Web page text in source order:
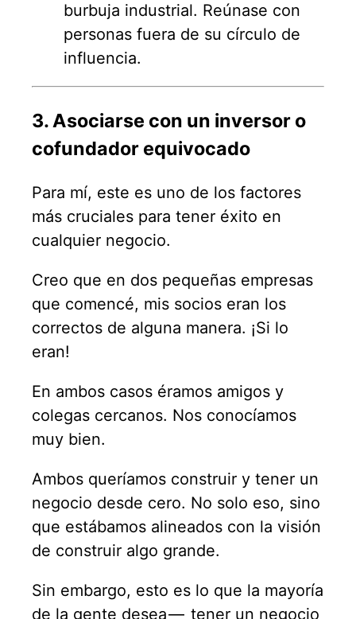
burbuja industrial. Reúnase con
personas fuera de su círculo de
influencia.
3. Asociarse con un inversor o
cofundador equivocado
Para mí, este es uno de los factores
más cruciales para tener éxito en
cualquier negocio.
Creo que en dos pequeñas empresas
que comencé, mis socios eran los
correctos de alguna manera. ¡Si lo
eran!
En ambos casos éramos amigos y
colegas cercanos. Nos conocíamos
muy bien.
Ambos queríamos construir y tener un
negocio desde cero. No solo eso, sino
que estábamos alineados con la visión
de construir algo grande.
Sin embargo, esto es lo que la mayoría
de la gente desea — tener un negocio